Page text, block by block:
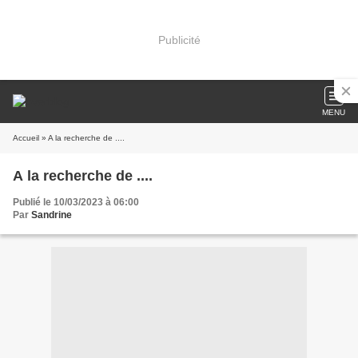
Publicité
MENU
Accueil » A la recherche de ....
A la recherche de ....
Publié le 10/03/2023 à 06:00
Par Sandrine